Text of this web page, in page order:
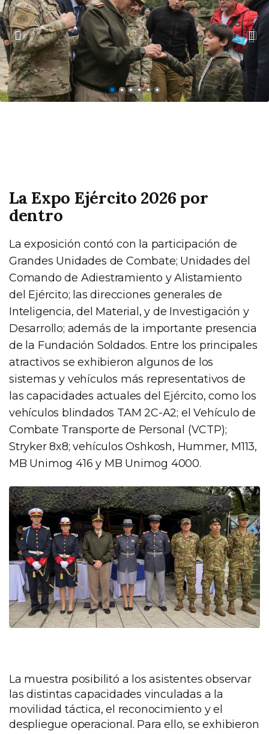
La Expo Ejército 2026 por
dentro
La exposición contó con la participación de
Grandes Unidades de Combate; Unidades del
Comando de Adiestramiento y Alistamiento
del Ejército; las direcciones generales de
Inteligencia, del Material, y de Investigación y
Desarrollo; además de la importante presencia
de la Fundación Soldados. Entre los principales
atractivos se exhibieron algunos de los
sistemas y vehículos más representativos de
las capacidades actuales del Ejército, como los
vehículos blindados TAM 2C-A2; el Vehículo de
Combate Transporte de Personal (VCTP);
Stryker 8x8; vehículos Oshkosh, Hummer, M113,
MB Unimog 416 y MB Unimog 4000.
La muestra posibilitó a los asistentes observar
las distintas capacidades vinculadas a la
movilidad táctica, el reconocimiento y el
despliegue operacional. Para ello, se exhibieron